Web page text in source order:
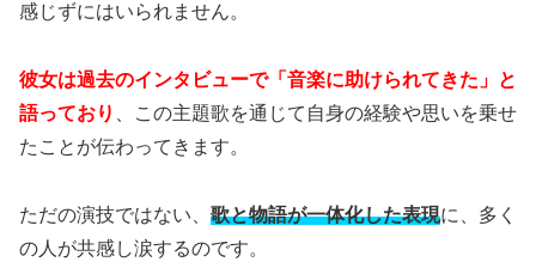
感じずにはいられません。
彼女は過去のインタビューで「音楽に助けられてきた」と
語っており
、この主題歌を通じて自身の経験や思いを乗せ
たことが伝わってきます。
ただの演技ではない、 歌と物語が一体化した表現に、多く
の人が共感し涙するのです。